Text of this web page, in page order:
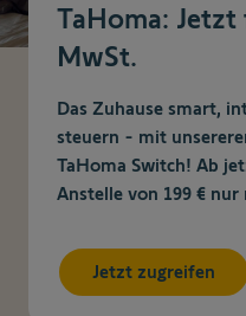
TaHoma:
MwSt.
Das Zuhause smart,
steuern - mit
TaHoma Switch! Ab
Anstelle von 199 € nur
Jetzt zugreifen